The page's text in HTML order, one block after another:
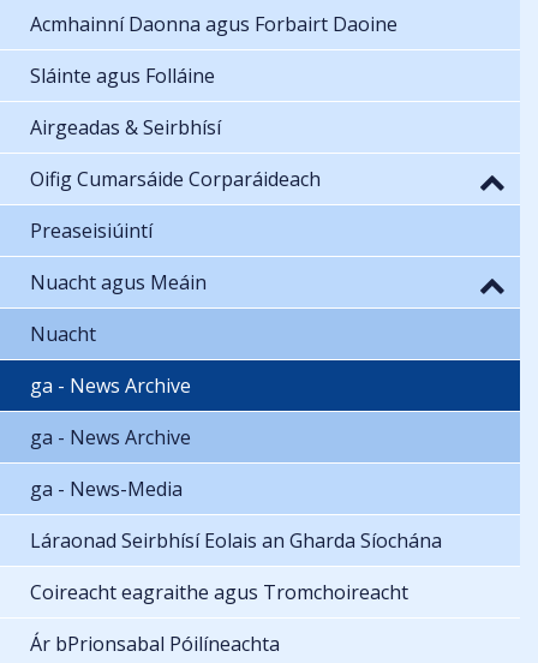
Acmhainní Daonna agus Forbairt Daoine
Sláinte agus Folláine
Airgeadas & Seirbhísí
Oifig Cumarsáide Corparáideach
Preaseisiúintí
Nuacht agus Meáin
Nuacht
ga - News Archive
ga - News Archive
ga - News-Media
Láraonad Seirbhísí Eolais an Gharda Síochána
Coireacht eagraithe agus Tromchoireacht
Ár bPrionsabal Póilíneachta